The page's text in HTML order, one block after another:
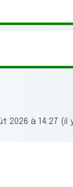
2026 à 14:27 (il